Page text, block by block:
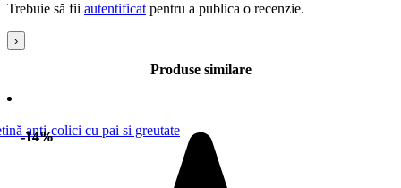
Trebuie să fii autentificat pentru a publica o recenzie.
›
Produse similare
-14%
-14%